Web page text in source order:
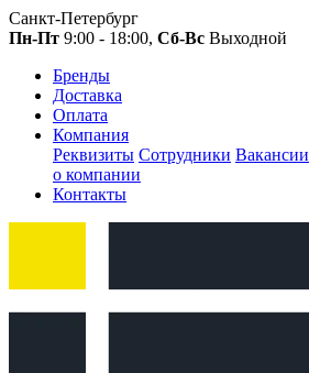
Санкт-Петербург
Пн-Пт 9:00 - 18:00, Сб-Вс Выходной
Бренды
Доставка
Оплата
Компания
Реквизиты Сотрудники Вакансии
о компании
Контакты